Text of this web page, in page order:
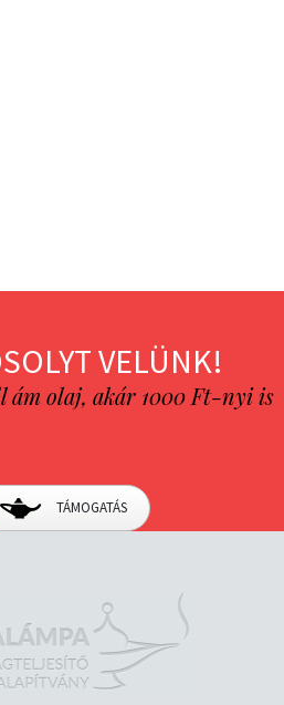
VELÜNK!
ám olaj, akár 1000 Ft-nyi is
TÁMOGATÁS